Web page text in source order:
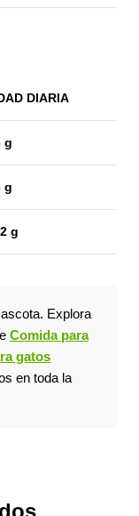
DIARIA
g
g
g
Explora
Comida para
gatos
en toda la